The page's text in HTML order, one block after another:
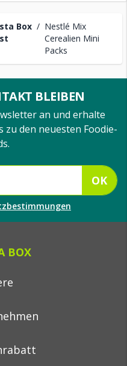
Box / Nestlé Mix
Cerealien Mini
Packs
BLEIBEN
an und erhalte
den neuesten Foodie-
OK
BOX